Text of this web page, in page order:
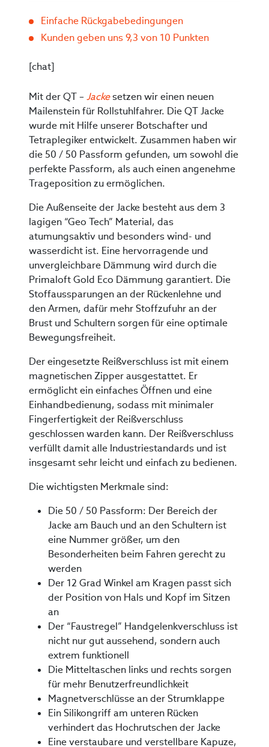
Einfache Rückgabebedingungen
Kunden geben uns 9,3 von 10 Punkten
[chat]
Mit der QT –Jackesetzen wir einen neuen
Mailenstein für Rollstuhlfahrer. Die QT Jacke
wurde mit Hilfe unserer Botschafter und
Tetraplegiker entwickelt. Zusammen haben wir
die 50 / 50 Passform gefunden, um sowohl die
perfekte Passform, als auch einen angenehme
Trageposition zu ermöglichen.
Die Außenseite der Jacke besteht aus dem 3
lagigen “Geo Tech” Material, das
atumungsaktiv und besonders wind- und
wasserdicht ist. Eine hervorragende und
unvergleichbare Dämmung wird durch die
Primaloft Gold Eco Dämmung garantiert. Die
Stoffaussparungen an der Rückenlehne und
den Armen, dafür mehr Stoffzufuhr an der
Brust und Schultern sorgen für eine optimale
Bewegungsfreiheit.
Der eingesetzte Reißverschluss ist mit einem
magnetischen Zipper ausgestattet. Er
ermöglicht ein einfaches Öffnen und eine
Einhandbedienung, sodass mit minimaler
Fingerfertigkeit der Reißverschluss
geschlossen warden kann. Der Reißverschluss
verfüllt damit alle Industriestandards und ist
insgesamt sehr leicht und einfach zu bedienen.
Die wichtigsten Merkmale sind:
Die 50 / 50 Passform: Der Bereich der
Jacke am Bauch und an den Schultern ist
eine Nummer größer, um den
Besonderheiten beim Fahren gerecht zu
werden
Der 12 Grad Winkel am Kragen passt sich
der Position von Hals und Kopf im Sitzen
an
Der “Faustregel” Handgelenkverschluss ist
nicht nur gut aussehend, sondern auch
extrem funktionell
Die Mitteltaschen links und rechts sorgen
für mehr Benutzerfreundlichkeit
Magnetverschlüsse an der Strumklappe
Ein Silikongriff am unteren Rücken
verhindert das Hochrutschen der Jacke
Eine verstaubare und verstellbare Kapuze,